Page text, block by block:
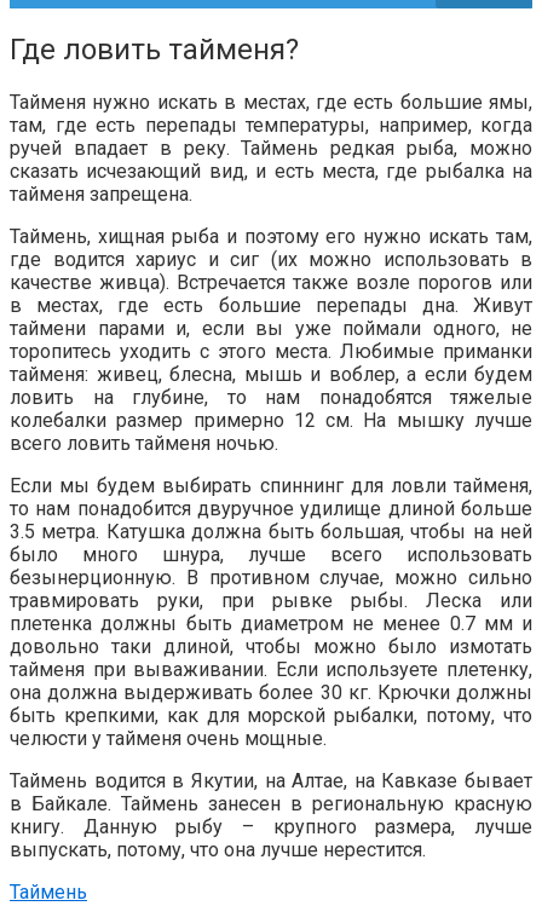
Где ловить тайменя?
Тайменя нужно искать в местах, где есть большие ямы,
там, где есть перепады температуры, например, когда
ручей впадает в реку. Таймень редкая рыба, можно
сказать исчезающий вид, и есть места, где рыбалка на
тайменя запрещена.
Таймень, хищная рыба и поэтому его нужно искать там,
где водится хариус и сиг (их можно использовать в
качестве живца). Встречается также возле порогов или
в местах, где есть большие перепады дна. Живут
таймени парами и, если вы уже поймали одного, не
торопитесь уходить с этого места. Любимые приманки
тайменя: живец, блесна, мышь и воблер, а если будем
ловить на глубине, то нам понадобятся тяжелые
колебалки размер примерно 12 см. На мышку лучше
всего ловить тайменя ночью.
Если мы будем выбирать спиннинг для ловли тайменя,
то нам понадобится двуручное удилище длиной больше
3.5 метра. Катушка должна быть большая, чтобы на ней
было много шнура, лучше всего использовать
безынерционную. В противном случае, можно сильно
травмировать руки, при рывке рыбы. Леска или
плетенка должны быть диаметром не менее 0.7 мм и
довольно таки длиной, чтобы можно было измотать
тайменя при вываживании. Если используете плетенку,
она должна выдерживать более 30 кг. Крючки должны
быть крепкими, как для морской рыбалки, потому, что
челюсти у тайменя очень мощные.
Таймень водится в Якутии, на Алтае, на Кавказе бывает
в Байкале. Таймень занесен в региональную красную
книгу. Данную рыбу – крупного размера, лучше
выпускать, потому, что она лучше нерестится.
Таймень